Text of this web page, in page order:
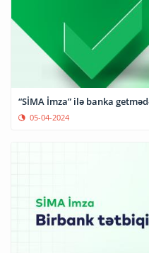
“SİMA İmza” ilə banka
05-04-2024